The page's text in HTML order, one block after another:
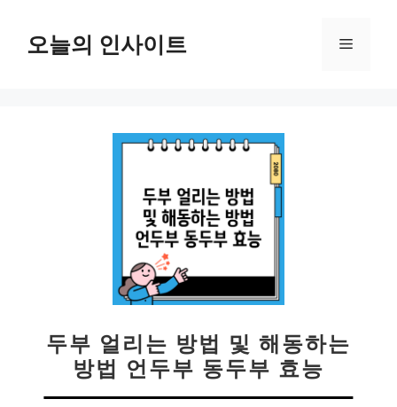
오늘의 인사이트 메
두부 얼리는 방법 및 해동하는
방법 언두부 동두부 효능